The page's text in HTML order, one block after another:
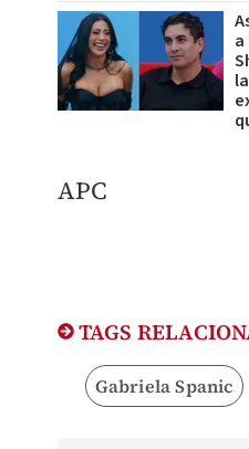
APC
TAGS
Gabriela Spanic